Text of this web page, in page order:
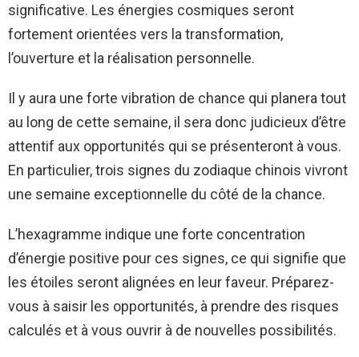
significative. Les énergies cosmiques seront
fortement orientées vers la transformation,
l’ouverture et la réalisation personnelle.
Il y aura une forte vibration de chance qui planera tout
au long de cette semaine, il sera donc judicieux d’être
attentif aux opportunités qui se présenteront à vous.
En particulier, trois signes du zodiaque chinois vivront
une semaine exceptionnelle du côté de la chance.
L’hexagramme indique une forte concentration
d’énergie positive pour ces signes, ce qui signifie que
les étoiles seront alignées en leur faveur. Préparez-
vous à saisir les opportunités, à prendre des risques
calculés et à vous ouvrir à de nouvelles possibilités.